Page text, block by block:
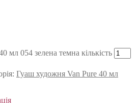
мл 054 зелена темна кількість
Гуаш художня Van Pure 40 мл